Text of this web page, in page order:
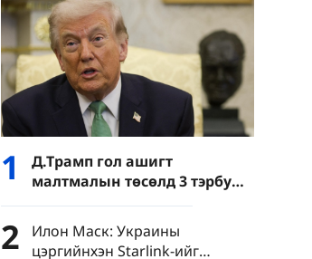
1
Д.Трамп гол ашигт
малтмалын төсөлд 3 тэрбум
ам.долларын хөрөнгө
оруулалт хийхээ зарлав
2
Илон Маск: Украины
цэргийнхэн Starlink-ийг